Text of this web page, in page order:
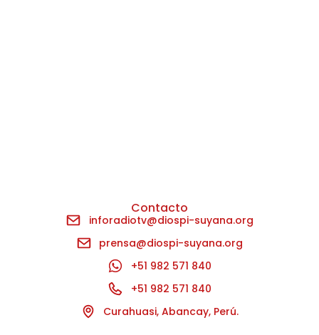
Contacto
inforadiotv@diospi-suyana.org
prensa@diospi-suyana.org
+51 982 571 840
+51 982 571 840
Curahuasi, Abancay, Perú.